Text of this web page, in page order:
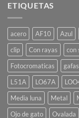
ETIQUETAS
acero AF10 Azul
clip
Con rayas con
Fotocromaticas
L51A
LO67A
Media luna
Metal
Ojo de gato
Ovalada